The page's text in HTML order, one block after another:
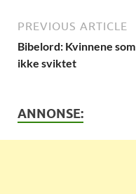
PREVIOUS ARTICLE
Bibelord: Kvinnene som
ikke sviktet
ANNONSE: